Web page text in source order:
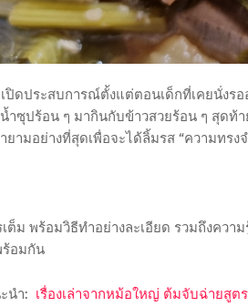
ปิดประสบการณ์ตั้งแต่ตอนเด็กที่เคยนั่งร
ำซุปร้อน ๆ มากินกับข้าวสวยร้อน ๆ สุดท้า
ามอย่างที่สุดเพื่อจะได้ลิ้มรส “ความทรง
ต็ม พร้อมวิธีทำอย่างละเอียด รวมถึงคว
อมกัน
นำ: เรื่องเล่าจากหม้อใหญ่ ต้มจับฉ่ายสูต